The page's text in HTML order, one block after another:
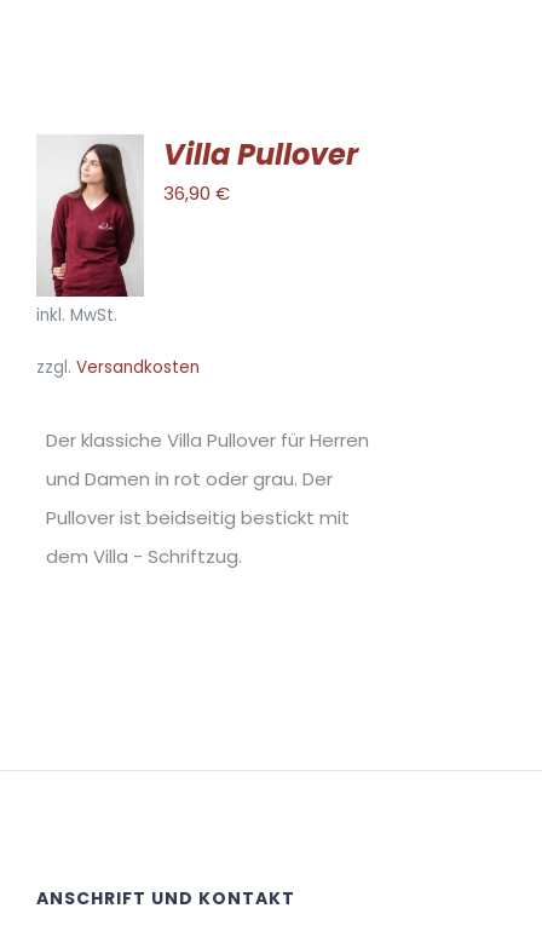
GEWÄHLT
WERDEN
AUSFÜHRUNG
WÄHLEN
DIESES
PRODUKT
WEIST
MEHRERE
AUF.
KÖNNEN
AUF
DER
GEWÄHLT
/
DETAILS
Villa Pullover
36,90 €
inkl. MwSt.
zzgl. Versandkosten
Der klassiche Villa Pullover für Herren
und Damen in rot oder grau. Der
Pullover ist beidseitig bestickt mit
dem Villa - Schriftzug.
ANSCHRIFT UND KONTAKT